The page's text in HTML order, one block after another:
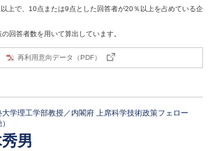
上で、10点または9点とした回答者が20％以上を占めている企
回答者数を用いて算出しています。
再利用意向データ（PDF）
大学理工学部教授／内閣府 上席科学技術政策フェロー
男